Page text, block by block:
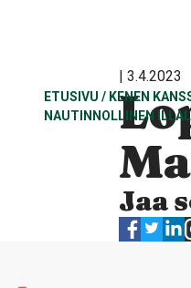
ETUSIVU / KENEN
NAUTINNOLLINEN
| 3.4.2023
Jaa